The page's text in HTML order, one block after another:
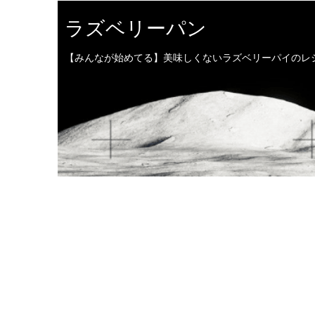
ラズベリーパン
【みんなが始めてる】美味しくないラズベリーパイのレ